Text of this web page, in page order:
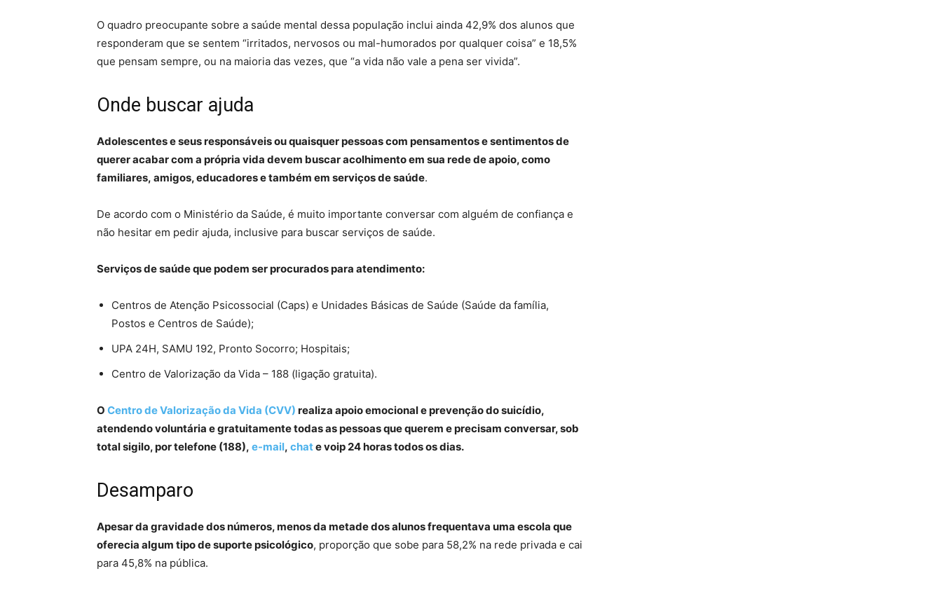
O quadro preocupante sobre a saúde mental dessa população inclui ainda 42,9% dos alunos que
responderam que se sentem “irritados, nervosos ou mal-humorados por qualquer coisa” e 18,5%
que pensam sempre, ou na maioria das vezes, que “a vida não vale a pena ser vivida”.
Onde buscar ajuda
Adolescentes e seus responsáveis ou quaisquer pessoas com pensamentos e sentimentos de
querer acabar com a própria vida devem buscar acolhimento em sua rede de apoio, como
familiares, amigos, educadores e também em serviços de saúde.
De acordo com o Ministério da Saúde, é muito importante conversar com alguém de confiança e
não hesitar em pedir ajuda, inclusive para buscar serviços de saúde.
Serviços de saúde que podem ser procurados para atendimento:
Centros de Atenção Psicossocial (Caps) e Unidades Básicas de Saúde (Saúde da família,
Postos e Centros de Saúde);
UPA 24H, SAMU 192, Pronto Socorro; Hospitais;
Centro de Valorização da Vida – 188 (ligação gratuita).
O Centro de Valorização da Vida (CVV) realiza apoio emocional e prevenção do suicídio,
atendendo voluntária e gratuitamente todas as pessoas que querem e precisam conversar, sob
total sigilo, por telefone (188), e-mail, chate voip 24 horas todos os dias.
Desamparo
Apesar da gravidade dos números, menos da metade dos alunos frequentava uma escola que
oferecia algum tipo de suporte psicológico, proporção que sobe para 58,2% na rede privada e cai
para 45,8% na pública.